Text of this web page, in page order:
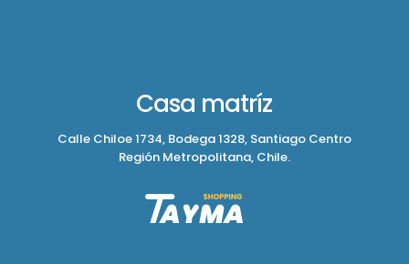
Casa matríz
Calle Chiloe 1734, Bodega 1328, Santiago Centro
Región Metropolitana, Chile.